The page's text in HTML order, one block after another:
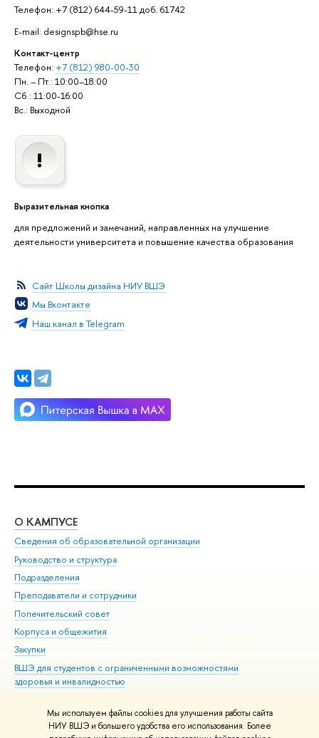
Мы используем файлы cookies для улучшения работы сайта
НИУ ВШЭ и большего удобства его использования. Более
Телефон: +7 (812) 644-59-11 доб. 61742
E-mail: designspb@hse.ru
Контакт-центр
Телефон: +7 (812) 980-00-30
Пн. – Пт.: 10:00–18:00
Сб.: 11:00-16:00
Вс.: Выходной
Выразительная кнопка
для предложений и замечаний, направленных на улучшение
деятельности университета и повышение качества образования
Сайт Школы дизайна НИУ ВШЭ
Мы Вконтакте
Наш канал в Telegram
О КАМПУСЕ
Сведения об образовательной организации
Руководство и структура
Подразделения
Преподаватели и сотрудники
Попечительский совет
Корпуса и общежития
Закупки
ВШЭ для студентов с ограниченными возможностями
здоровья и инвалидностью
Единая платежная страница